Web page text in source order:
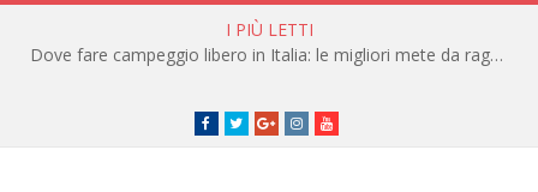
I PIÙ LETTI
Dove fare campeggio libero in Italia: le migliori mete da raggiungere in traghetto
Facebook
TwitterGoogle+instagramyoutube